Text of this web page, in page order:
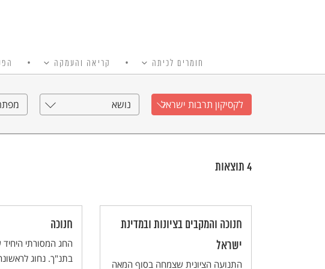
חומרים לכיתה קריאה והעמקה
לקסיקון תרבות ישראל נושא
4 תוצאות
חנוכה והמקבים בציונות ובמדינת
ישראל
התנועה הציונית שצמחה בסוף המאה
חנוכה
החג המסורתי היחיד
בתנ"ך. נחוג